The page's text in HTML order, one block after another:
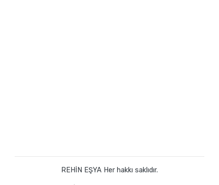
REHİN EŞYA Her hakkı saklıdır.